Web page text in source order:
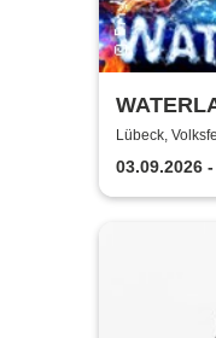
dem
Lübeck,
03.09.2026